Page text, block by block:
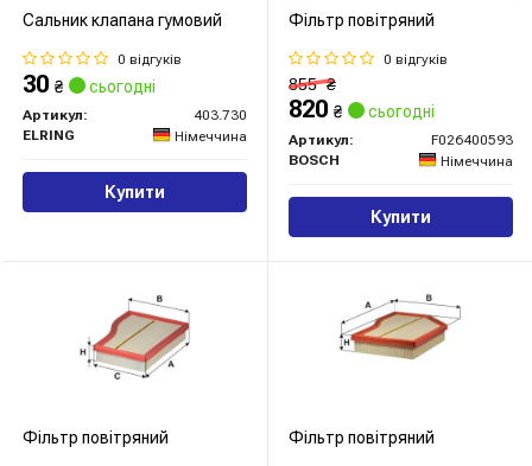
Сальник клапана гумовий
0 відгуків
30 ₴ сьогодні
Артикул:
403.730
ELRING
Німеччина
Купити
Фільтр повітряний
0 відгуків
855₴
820 ₴ сьогодні
Артикул:
F026400593
BOSCH
Німеччина
Купити
Фільтр повітряний Фільтр повітряний